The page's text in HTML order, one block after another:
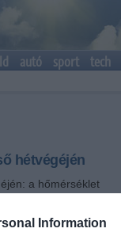
Information
autó sport tech
hétvégéjén
a hőmérséklet
alakul, miközben a
vasárnap